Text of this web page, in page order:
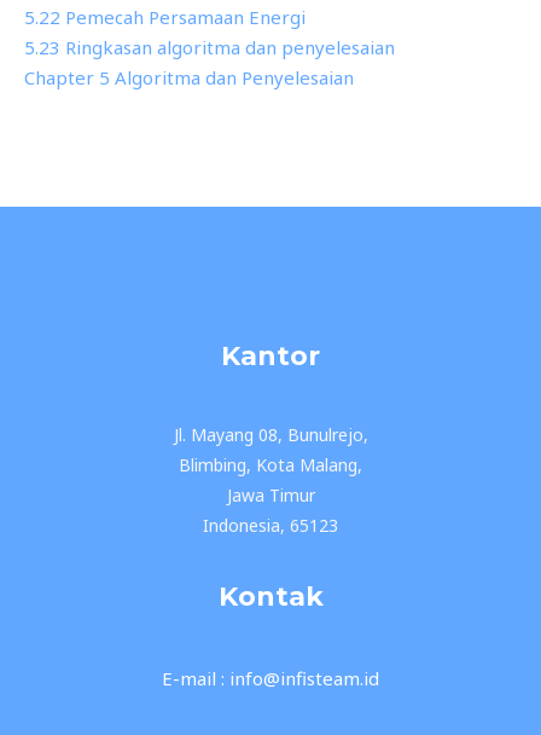
5.22 Pemecah Persamaan Energi
5.23 Ringkasan algoritma dan penyelesaian
Chapter 5 Algoritma dan Penyelesaian
Kantor
Jl. Mayang 08, Bunulrejo,
Blimbing, Kota Malang,
Jawa Timur
Indonesia, 65123
Kontak
E-mail : info@infisteam.id